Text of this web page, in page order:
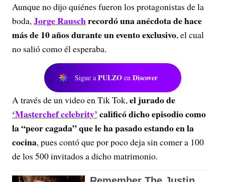
Aunque no dijo quiénes fueron los protagonistas de la
boda,Jorge Rauschrecordó una anécdota de hace
más de 10 años durante un evento exclusivo, el cual
no salió como él esperaba.
Sigue a PULZO en Discover
A través de un video en Tik Tok,el jurado de
‘Masterchef celebrity’calificó dicho episodio como
la “peor cagada” que le ha pasado estando en la
cocina, pues contó que por poco deja sin comer a 100
de los 500 invitados a dicho matrimonio.